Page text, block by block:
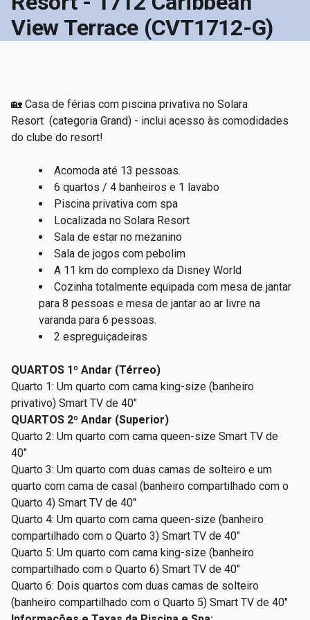
View Terrace (CVT1712-G)
🏡 Casa de férias com piscina privativa no Solara
Resort (categoria Grand) - inclui acesso às comodidades
do clube do resort!
Acomoda até 13 pessoas.
6 quartos / 4 banheiros e 1 lavabo
Piscina privativa com spa
Localizada no Solara Resort
Sala de estar no mezanino
Sala de jogos com pebolim
A 11 km do complexo da Disney World
Cozinha totalmente equipada com mesa de jantar
para 8 pessoas e mesa de jantar ao ar livre na
varanda para 6 pessoas.
2 espreguiçadeiras
QUARTOS 1º Andar (Térreo)
Quarto 1: Um quarto com cama king-size (banheiro
privativo) Smart TV de 40"
QUARTOS 2º Andar (Superior)
Quarto 2: Um quarto com cama queen-size Smart TV de
40"
Quarto 3: Um quarto com duas camas de solteiro e um
quarto com cama de casal (banheiro compartilhado com o
Quarto 4) Smart TV de 40"
Quarto 4: Um quarto com cama queen-size (banheiro
compartilhado com o Quarto 3) Smart TV de 40"
Quarto 5: Um quarto com cama king-size (banheiro
compartilhado com o Quarto 6) Smart TV de 40"
Quarto 6: Dois quartos com duas camas de solteiro
(banheiro compartilhado com o Quarto 5) Smart TV de 40"